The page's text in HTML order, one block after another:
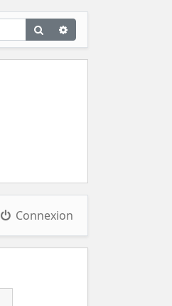
Rechercher
avancée
Connexion